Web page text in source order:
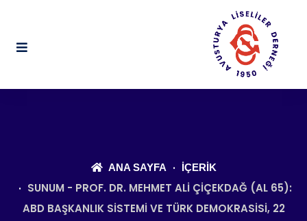
ANA SAYFA İÇERIK
SUNUM - PROF. DR. MEHMET ALI ÇIÇEKDAĞ (AL 65):
ABD BAŞKANLIK SISTEMI VE TÜRK DEMOKRASISI, 22